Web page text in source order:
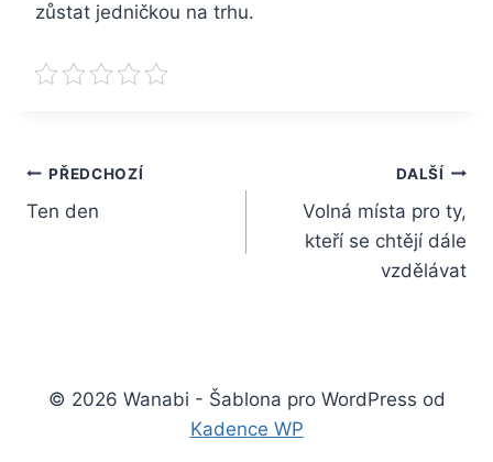
zůstat jedničkou na trhu.
Navigace
pro
PŘEDCHOZÍ
Ten den
DALŠÍ
Volná místa pro ty,
kteří se chtějí dále
vzdělávat
© 2026 Wanabi - Šablona pro WordPress od
Kadence WP